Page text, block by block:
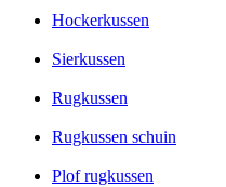
Hockerkussen
Sierkussen
Rugkussen
Rugkussen schuin
Plof rugkussen